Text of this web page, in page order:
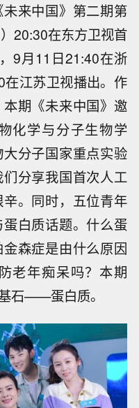
来中国》第二期第
20:30在东方卫视首
9月11日21:40在浙
江苏卫视播出。作
期《未来中国》邀
化学与分子生物学
分子国家重点实验
分享我国首次人工
。同时，五位青年
白质话题。什么蛋
森症是由什么原因
老年痴呆吗？本期
石——蛋白质。